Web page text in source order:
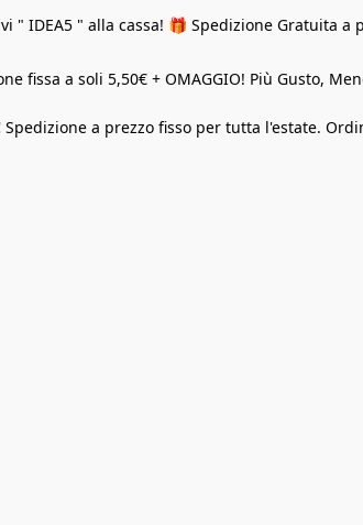
" IDEA5 " alla cassa! 🎁 Spedizione Gratuita
fissa a soli 5,50€ + OMAGGIO! Più Gusto,
Spedizione a prezzo fisso per tutta l'estate.